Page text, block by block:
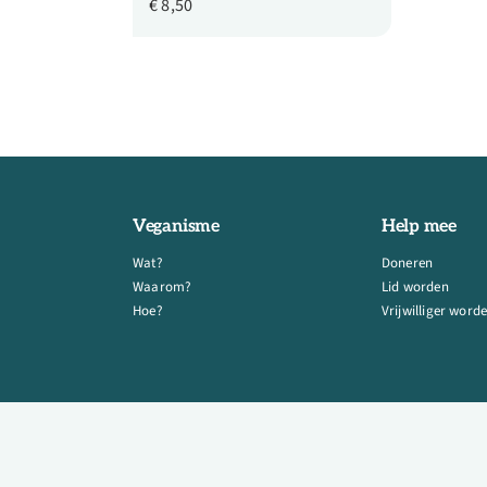
€8,50
Veganisme
Wat?
Waarom?
Hoe?
Help mee
Doneren
Lid worden
Vrijwilliger